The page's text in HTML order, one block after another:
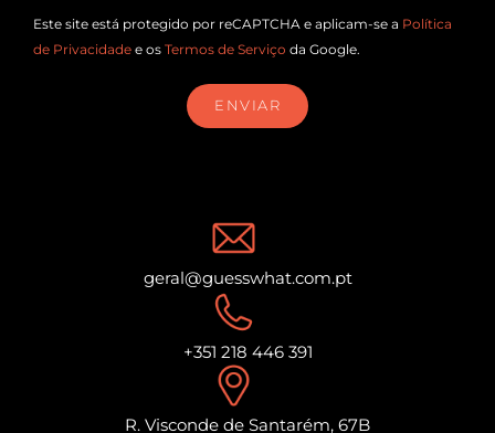
Este site está protegido por reCAPTCHA e aplicam-se a Política
de Privacidade e os Termos de Serviço da Google.
ENVIAR
geral@guesswhat.com.pt
+351 218 446 391
R. Visconde de Santarém, 67B